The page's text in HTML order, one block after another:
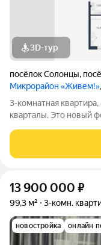
3D-тур
посёлок Солонцы,
Микрорайон «Живем!»
3-комнатная
кварталы. Это новый
этажность домов и
количество квартир на
13 900 000 ₽
99,3 м² 3-комн.
новостройка онлайн